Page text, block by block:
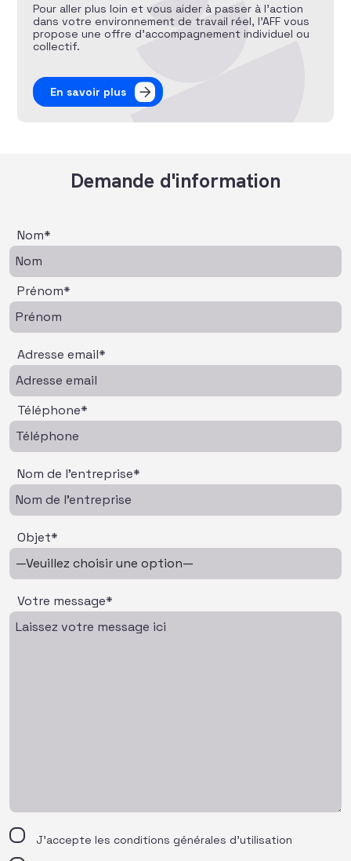
Pour aller plus loin et vous aider à passer à l’action
dans votre environnement de travail réel, l’AFF vous
propose une offre d’accompagnement individuel ou
collectif.
En savoir plus
Demande d'information
Nom*
Prénom*
Adresse email*
Téléphone*
Nom de l'entreprise*
Objet*
Votre message*
J’accepte les conditions générales d’utilisation